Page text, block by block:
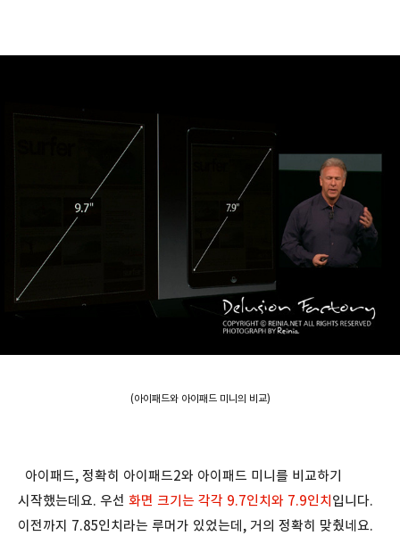
(아이패드와 아이패드 미니의 비교)
아이패드, 정확히 아이패드2와 아이패드 미니를 비교하기
시작했는데요. 우선 화면 크기는 각각 9.7인치와 7.9인치입니다.
이전까지 7.85인치라는 루머가 있었는데, 거의 정확히 맞췄네요.